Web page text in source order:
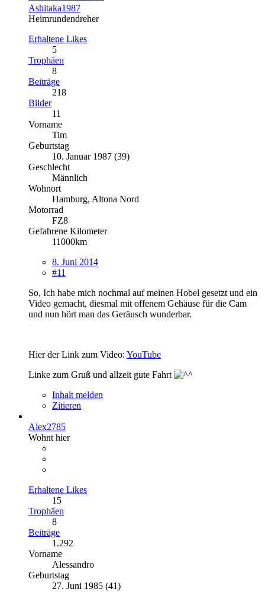
Ashitaka1987
Heimrundendreher
Erhaltene Likes
5
Trophäen
8
Beiträge
218
Bilder
11
Vorname
Tim
Geburtstag
10. Januar 1987 (39)
Geschlecht
Männlich
Wohnort
Hamburg, Altona Nord
Motorrad
FZ8
Gefahrene Kilometer
11000km
8. Juni 2014
#11
So, Ich habe mich nochmal auf meinen Hobel gesetzt und ein
Video gemacht, diesmal mit offenem Gehäuse für die Cam
und nun hört man das Geräusch wunderbar.
Hier der Link zum Video: YouTube
Linke zum Gruß und allzeit gute Fahrt
Inhalt melden
Zitieren
Alex2785
Wohnt hier
Erhaltene Likes
15
Trophäen
8
Beiträge
1.292
Vorname
Alessandro
Geburtstag
27. Juni 1985 (41)